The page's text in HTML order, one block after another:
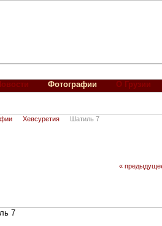
Фотографии О Грузии
Хевсуретия Шатиль 7
«